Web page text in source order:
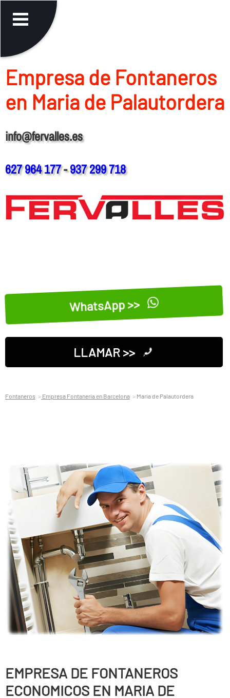
Empresa de Fontaneros
en Maria de Palautordera
info@fervalles.es
627 964 177-937 299 718
WhatsApp >>
LLAMAR >>
Fontaneros Empresa Fontaneria en Barcelona Maria de Palautordera
EMPRESA DE FONTANEROS
ECONOMICOS EN MARIA DE